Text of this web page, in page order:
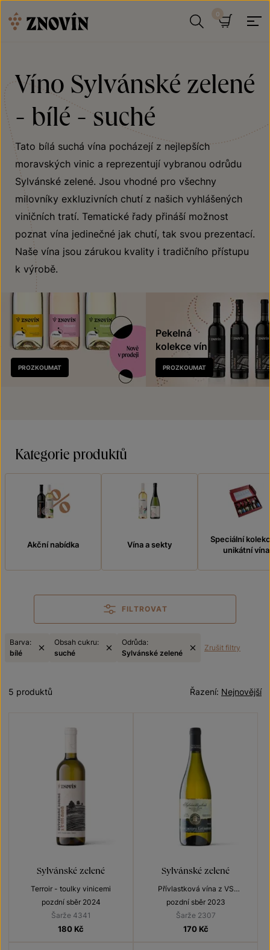
Víno Sylvánské zelené
- bílé - suché
Tato bílá suchá vína pocházejí z nejlepších
moravských vinic a reprezentují vybranou odrůdu
Sylvánské zelené. Jsou vhodné pro všechny
milovníky exkluzivních chutí z našich vyhlášených
viničních tratí. Tematické řady přináší možnost
poznat vína jedinečné jak chutí, tak svou prezentací.
Naše vína jsou zárukou kvality i tradičního přístupu
k výrobě.
Nově
v prodeji
PROZKOUMAT
Pekelná
kolekce vín
PROZKOUMAT
Kategorie produktů
Akční nabídka Vína a sekty
Speciální
unikátní vína
FILTROVAT
Barva:
bílé
Obsah cukru:
suché
Odrůda:
Sylvánské zelené
Zrušit filtry
Nejnovější
Řazení:
5 produktů
Sylvánské zelené
Terroir - toulky vinicemi
pozdní sběr 2024
Šarže 4341
180 Kč
Sylvánské zelené
Přívlastková vína z VS
Lechovice
pozdní sběr 2023
Šarže 2307
170 Kč